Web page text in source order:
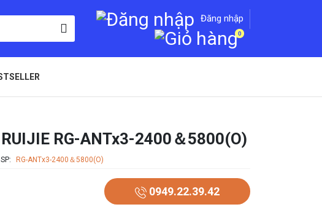
Đăng nhập
0
RG-ANTx3-2400＆5800(O)
RG-ANTx3-2400＆5800(O)
0949.22.39.42